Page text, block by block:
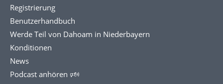
Registrierung
Benutzerhandbuch
Werde Teil von Dahoam in Niederbayern
Konditionen
News
Podcast anhören 🕬